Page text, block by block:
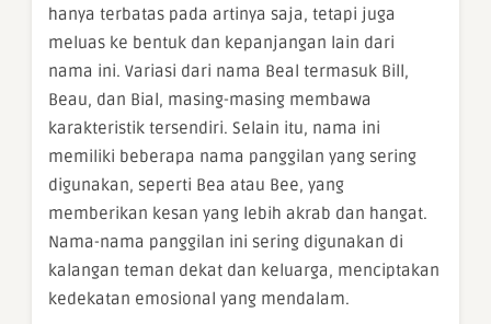
hanya terbatas pada artinya saja, tetapi juga
meluas ke bentuk dan kepanjangan lain dari
nama ini. Variasi dari nama Beal termasuk Bill,
Beau, dan Bial, masing-masing membawa
karakteristik tersendiri. Selain itu, nama ini
memiliki beberapa nama panggilan yang sering
digunakan, seperti Bea atau Bee, yang
memberikan kesan yang lebih akrab dan hangat.
Nama-nama panggilan ini sering digunakan di
kalangan teman dekat dan keluarga, menciptakan
kedekatan emosional yang mendalam.